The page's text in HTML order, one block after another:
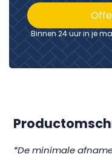
Binnen 24 uur in je
*De minimale